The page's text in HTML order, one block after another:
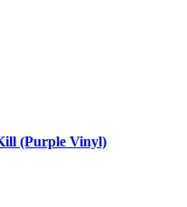
(Purple Vinyl)